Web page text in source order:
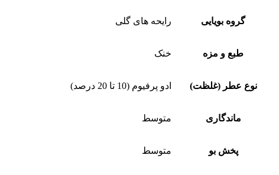
گروه بویایی رایحه های گلی
طبع و مزه خنک
نوع عطر (غلظت) ادو پرفیوم (10 تا 20 درصد)
ماندگاری متوسط
پخش بو متوسط